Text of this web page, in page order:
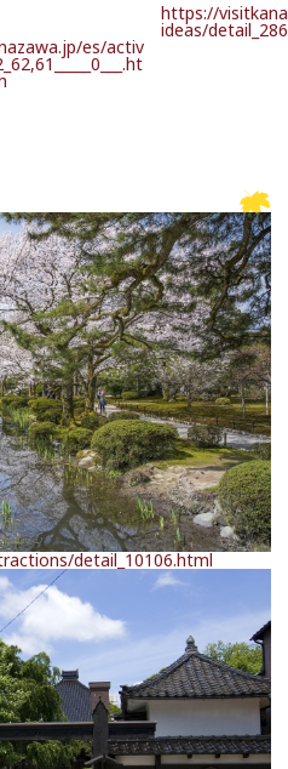
es/activ
https://
ideas/
detail_10106.html